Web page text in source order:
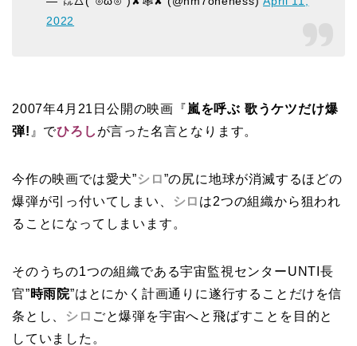
2022
2007年4月21日公開の映画 『 嵐を呼ぶ 歌うケツだけ爆
弾! 』でひろし が言った名言となります。
今作の映画では愛犬”シロ”の尻に地球が消滅するほどの
爆弾が引っ付いてしまい、
シロ は2つの組織から狙われ
ることになってしまいます。
そのうちの1つの組織である宇宙監視センターUNTI長
官”時雨院”はとにかく計画通りに遂行することだけを信
条とし、
シロ ごと爆弾を宇宙へと飛ばすことを目的と
していました。